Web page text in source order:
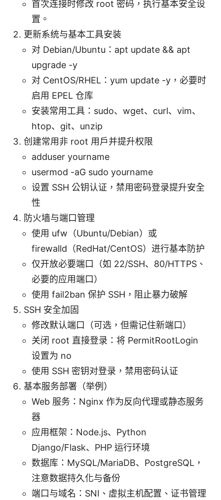
首次连接时修改 root 密码，执行基本安全设
置。
更新系统与基本工具安装
对 Debian/Ubuntu：apt update && apt
upgrade -y
对 CentOS/RHEL：yum update -y，必要时
启用 EPEL 仓库
安装常用工具：sudo、wget、curl、vim、
htop、git、unzip
创建常用非 root 用户并提升权限
adduser yourname
usermod -aG sudo yourname
设置 SSH 公钥认证，禁用密码登录提升安全
性
防火墙与端口管理
使用 ufw（Ubuntu/Debian）或
firewalld（RedHat/CentOS）进行基本防护
仅开放必要端口（如 22/SSH、80/HTTPS、
必要的应用端口）
使用 fail2ban 保护 SSH，阻止暴力破解
SSH 安全加固
修改默认端口（可选，但需记住新端口）
关闭 root 直接登录：将 PermitRootLogin
设置为 no
使用 SSH 密钥对登录，禁用密码认证
基本服务部署（举例）
Web 服务：Nginx 作为反向代理或静态服务
器
应用框架：Node.js、Python
Django/Flask、PHP 运行环境
数据库：MySQL/MariaDB、PostgreSQL，
注意数据持久化与备份
端口与域名：SNI、虚拟主机配置、证书管理